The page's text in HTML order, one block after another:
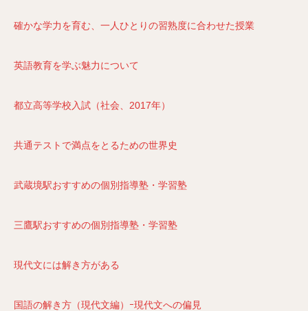
確かな学力を育む、一人ひとりの習熟度に合わせた授業
英語教育を学ぶ魅力について
都立高等学校入試（社会、2017年）
共通テストで満点をとるための世界史
武蔵境駅おすすめの個別指導塾・学習塾
三鷹駅おすすめの個別指導塾・学習塾
現代文には解き方がある
国語の解き方（現代文編）ｰ現代文への偏見